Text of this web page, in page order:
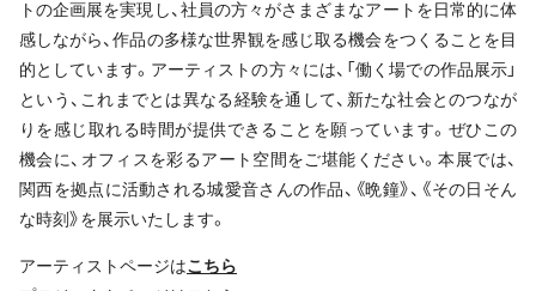
トの企画展を実現し、社員の方々がさまざまなアートを日常的に体
感しながら、作品の多様な世界観を感じ取る機会をつくることを目
的としています。アーティストの方々には、「働く場での作品展示」
という、これまでとは異なる経験を通して、新たな社会とのつなが
りを感じ取れる時間が提供できることを願っています。ぜひこの
機会に、オフィスを彩るアート空間をご堪能ください。本展では、
関西を拠点に活動される城愛音さんの作品、《晩鐘》、《その日そん
な時刻》を展示いたします。
アーティストページはこちら